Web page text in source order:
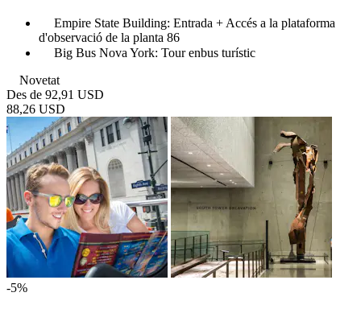
Empire State Building: Entrada + Accés a la plataforma
d'observació de la planta 86
Big Bus Nova York: Tour enbus turístic
Novetat
Des de 92,91 USD
88,26 USD
-5%